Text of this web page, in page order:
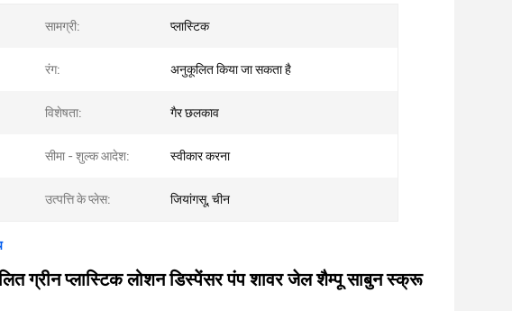
सामग्री: प्लास्टिक
रंग: अनुकूलित किया जा सकता है
विशेषता: गैर छलकाव
सीमा - शुल्क आदेश: स्वीकार करना
उत्पत्ति के प्लेस: जियांगसू, चीन
ग्रीन प्लास्टिक लोशन डिस्पेंसर पंप शावर जेल शैम्पू साबुन स्क्रू